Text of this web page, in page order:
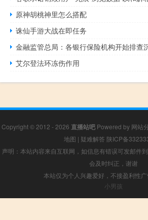
原神胡桃神里怎么搭配
诛仙手游大战在即任务
金融监管总局：各银行保险机构开始排查
艾尔登法环冻伤作用
Copyright © 2012 - 2026 直播站吧 Powered by 网站
地图 | 疑难解答 陕ICP备
声明：本站内容来自互联网，如信息有错误可发邮件
会及时纠正，谢谢
本站仅为个人兴趣爱好，不接盈利性
小男孩